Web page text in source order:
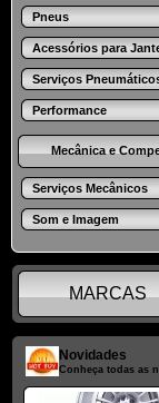
Pneus
Acessórios para
Serviços
Performance
Mecânica e
Serviços Mecânicos
Som e Imagem
MARCAS
Novidades
Conheça todas as